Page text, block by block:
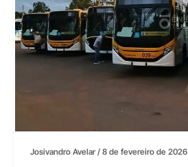
Josivandro Avelar/8 de fevereiro de 2026